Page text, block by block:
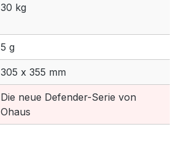
30 kg
5 g
305 x 355 mm
Die neue Defender-Serie von
Ohaus